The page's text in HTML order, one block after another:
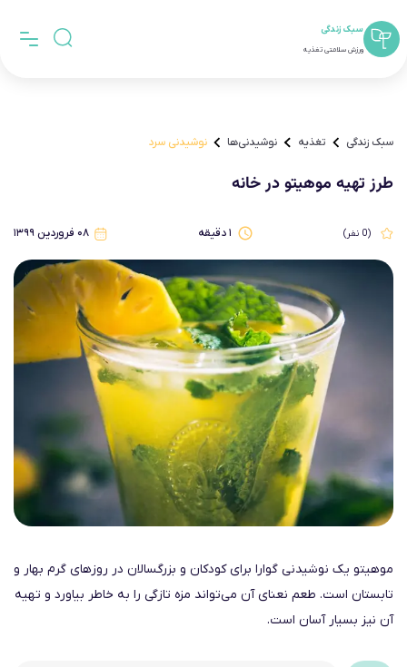
سبک زندگی
ورزش سلامتی تغذیه
سبک زندگی تغذیه نوشیدنی‌ها نوشیدنی سرد
طرز تهیه موهیتو در خانه
(
0 نفر) ۱دقیقه ۰۸ فروردین ۱۳۹۹
موهیتو یک نوشیدنی گوارا برای کودکان و بزرگسالان در روزهای گرم بهار و
تابستان است. طعم نعنای آن می‌تواند مزه تازگی را به خاطر بیاورد و تهیه
آن نیز بسیار آسان است.